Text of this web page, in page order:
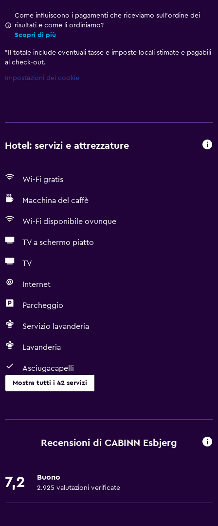
Come influiscono i pagamenti che riceviamo sull'ordine dei
risultati e come li ordiniamo?
Scopri di più
* Il totale include eventuali tasse e imposte locali stimate e pagabili
al check-out.
Impostazioni dei cookie
Hotel: servizi e attrezzature
Wi-Fi gratis
Macchina del caffè
Wi-Fi disponibile ovunque
TV a schermo piatto
TV
Internet
Parcheggio
Servizio lavanderia
Lavanderia
Asciugacapelli
Mostra tutti i 42 servizi
Wi-Fi gratis
Lenzuola
Recensioni di CABINN Esbjerg
7,2 Buono
2.925 valutazioni verificate